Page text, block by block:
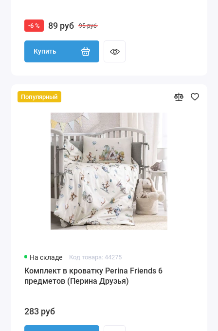
-6 % 89 руб 95 руб
Купить
Популярный
На складе Код товара: 44275
Комплект в кроватку Perina Friends 6
предметов (Перина Друзья)
283 руб